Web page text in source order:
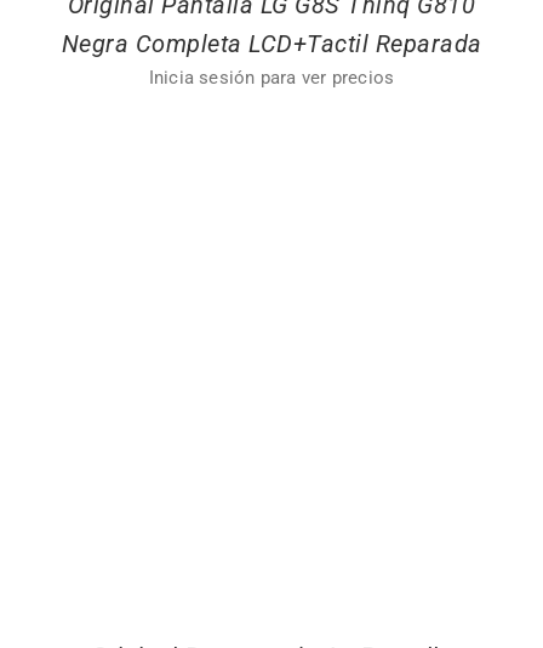
Negra Completa LCD+Tactil Reparada
Inicia sesión para ver precios